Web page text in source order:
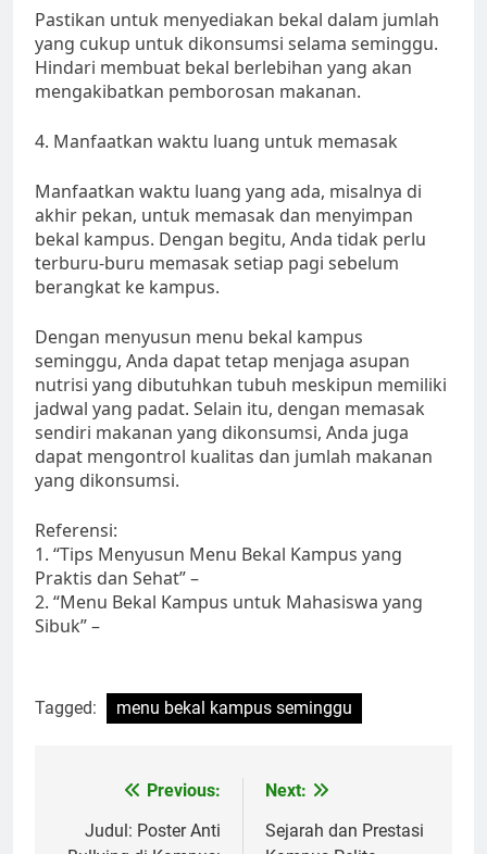
Pastikan untuk menyediakan bekal dalam jumlah
yang cukup untuk dikonsumsi selama seminggu.
Hindari membuat bekal berlebihan yang akan
mengakibatkan pemborosan makanan.
4. Manfaatkan waktu luang untuk memasak
Manfaatkan waktu luang yang ada, misalnya di
akhir pekan, untuk memasak dan menyimpan
bekal kampus. Dengan begitu, Anda tidak perlu
terburu-buru memasak setiap pagi sebelum
berangkat ke kampus.
Dengan menyusun menu bekal kampus
seminggu, Anda dapat tetap menjaga asupan
nutrisi yang dibutuhkan tubuh meskipun memiliki
jadwal yang padat. Selain itu, dengan memasak
sendiri makanan yang dikonsumsi, Anda juga
dapat mengontrol kualitas dan jumlah makanan
yang dikonsumsi.
Referensi:
1. “Tips Menyusun Menu Bekal Kampus yang
Praktis dan Sehat” –
2. “Menu Bekal Kampus untuk Mahasiswa yang
Sibuk” –
Tagged: menu bekal kampus seminggu
navigation
Previous:
Judul: Poster Anti
Next:
Sejarah dan Prestasi